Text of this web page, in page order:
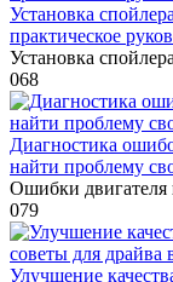
Установка
практическое
Установка
068
Диагностика
найти проблему
Ошибки
079
Улучшение